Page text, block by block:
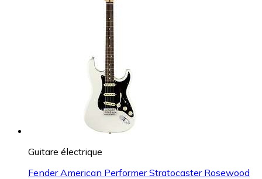
Guitare électrique
Fender American Performer Stratocaster Rosewood